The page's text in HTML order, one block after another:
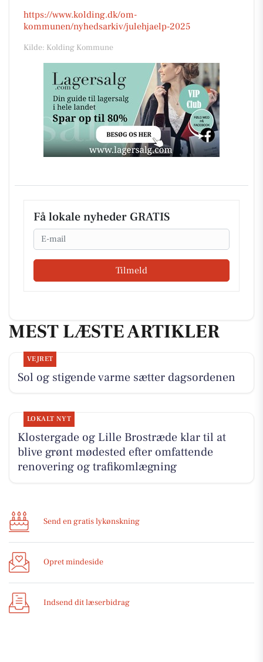
https://www.kolding.dk/om-
kommunen/nyhedsarkiv/julehjaelp-2025
Kilde: Kolding Kommune
Få lokale nyheder GRATIS
Email
Tilmeld
MEST LÆSTE ARTIKLER
VEJRET
Sol og stigende varme sætter dagsordenen
LOKALT NYT
Klostergade og Lille Brostræde klar til at
blive grønt mødested efter omfattende
renovering og trafikomlægning
Send en gratis lykønskning
Opret mindeside
Indsend dit læserbidrag